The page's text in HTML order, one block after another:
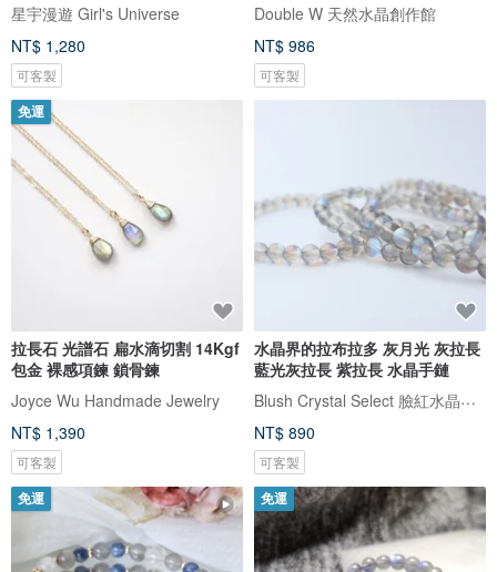
星宇漫遊 Girl's Universe
NT$ 1,280
可客製
Double W 天然水晶創作館
NT$ 986
可客製
免運
拉長石 光譜石 扁水滴切割 14Kgf
包金 裸感項鍊 鎖骨鍊
Joyce Wu Handmade Jewelry
NT$ 1,390
可客製
水晶界的拉布拉多 灰月光 灰拉長
藍光灰拉長 紫拉長 水晶手鏈
Blush Crystal Select 臉紅水晶飾品選物店
NT$ 890
可客製
免運 免運